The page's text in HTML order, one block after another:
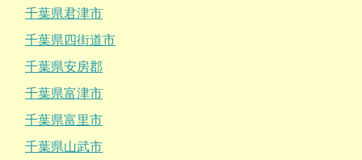
千葉県君津市
千葉県四街道市
千葉県安房郡
千葉県富津市
千葉県富里市
千葉県山武市